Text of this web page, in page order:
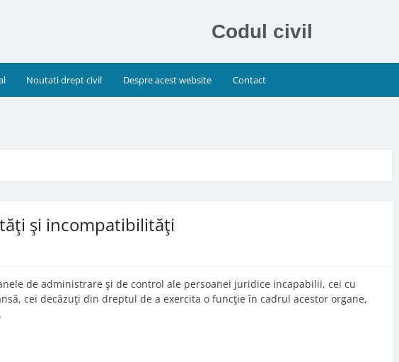
Codul civil
Noutati drept civil Despre acest website Contact
şi incompatibilităţi
de administrare şi de control ale persoanei juridice incapabilii, cei cu
cei decăzuţi din dreptul de a exercita o funcţie în cadrul acestor organe,